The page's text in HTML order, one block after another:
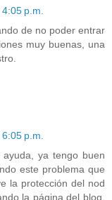
p.m.
de no poder entrar
muy buenas, una
p.m.
ya tengo buen
este problema que
la protección del nod
la página del blog,